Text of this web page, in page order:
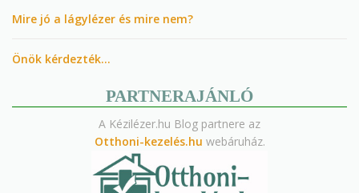
Mire jó a lágylézer és mire nem?
Önök kérdezték…
PARTNERAJÁNLÓ
A Kézilézer.hu Blog partnere az
Otthoni-kezelés.hu webáruház.